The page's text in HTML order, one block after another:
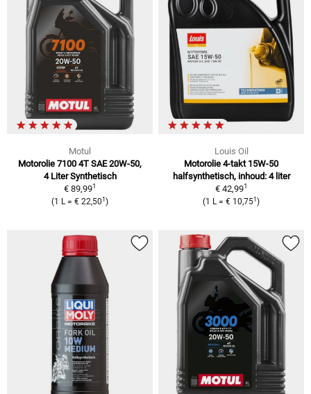
Motul
Motorolie 7100 4T SAE 20W-50,
4 Liter Synthetisch
€ 89,991
(1 L = € 22,501 )
Louis Oil
Motorolie 4-takt 15W-50
halfsynthetisch, inhoud: 4 liter
€ 42,991
(1 L = € 10,751 )